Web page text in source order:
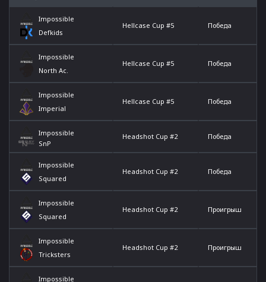
Impossible
Defkids
Hellcase Cup #5 Победа
Impossible
North Ac.
Hellcase Cup #5 Победа
Impossible
Imperial
Hellcase Cup #5 Победа
Impossible
SnP
Headshot Cup #2 Победа
Impossible
Squared
Headshot Cup #2 Победа
Impossible
Squared
Headshot Cup #2 Проигрыш
Impossible
Tricksters
Headshot Cup #2 Проигрыш
Impossible